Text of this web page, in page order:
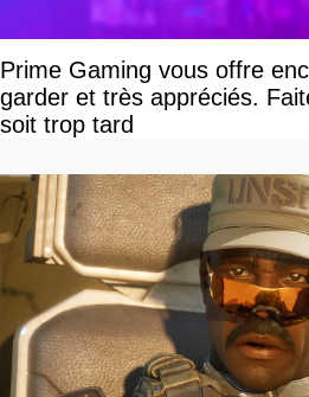
Prime Gaming vous offre
garder et très appréciés.
soit trop tard